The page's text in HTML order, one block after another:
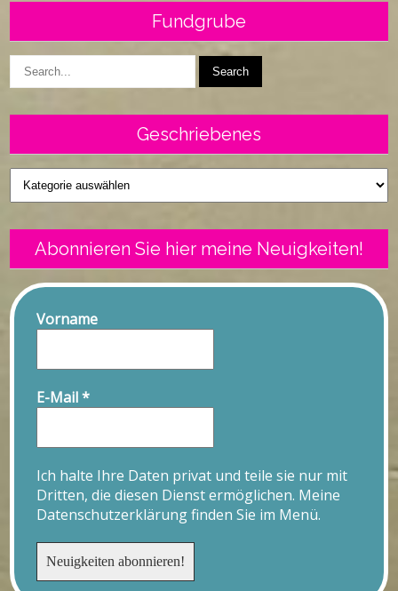
Fundgrube
Geschriebenes
Geschriebenes
Abonnieren Sie hier meine Neuigkeiten!
Vorname
E-Mail*
Ich halte Ihre Daten privat und teile sie nur mit
Dritten, die diesen Dienst ermöglichen. Meine
Datenschutzerklärung finden Sie im Menü.